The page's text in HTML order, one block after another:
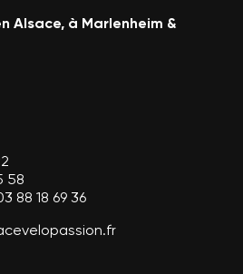
Alsace, à Marlenheim &
58
88 18 69 36